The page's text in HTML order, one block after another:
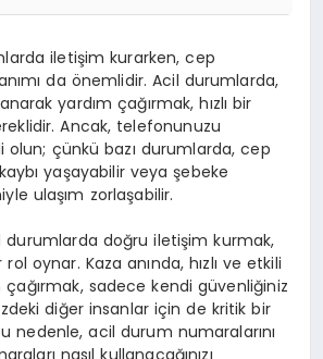
iletişim kurarken, cep
da önemlidir. Acil durumlarda,
yardım çağırmak, hızlı bir
Ancak, telefonunuzu
olun; çünkü bazı durumlarda, cep
yaşayabilir veya şebeke
ulaşım zorlaşabilir.
durumlarda doğru iletişim kurmak,
oynar. Kaza anında, hızlı ve etkili
çağırmak, sadece kendi güvenliğiniz
diğer insanlar için de kritik bir
nedenle, acil durum numaralarını
nasıl kullanacağınızı